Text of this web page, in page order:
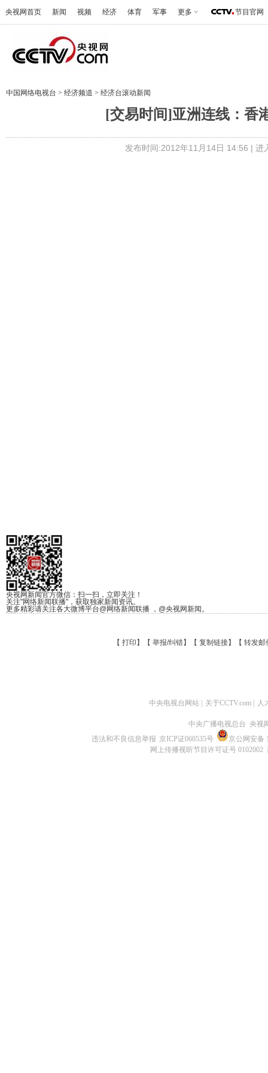
央视网首页 新闻 视频 经济 体育 军事 更多 节目官网
中国网络电视台 > 经济频道 > 经济台滚动新闻
[交易时间]亚洲连线：香
发布时间:2012年11月14日 14:56 | 进
央视网新闻官方微信：扫一扫，立即关注！
关注"网络新闻联播"，获取独家新闻资讯。
更多精彩请关注各大微博平台@网络新闻联播 ，@央视网新闻。
【 打印 】【 举报/纠错】【 复制链接】【 转发邮
中央电视台网站 关于CCTV.com 人
中央广播电视总台 央视
违法和不良信息举报 京ICP证060535号
京公网安备
网上传播视听节目许可证号 0102002